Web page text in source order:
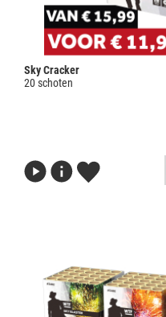
Sky Cracker
20 schoten